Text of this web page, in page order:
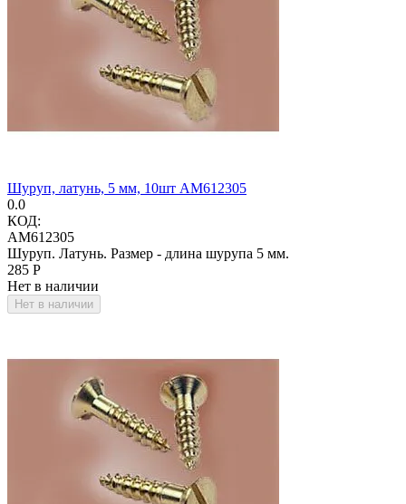
Шуруп, латунь, 5 мм, 10шт AM612305
0.0
КОД:
AM612305
Шуруп. Латунь. Размер - длина шурупа 5 мм.
‍285‍ Р
Нет в наличии
Нет в наличии